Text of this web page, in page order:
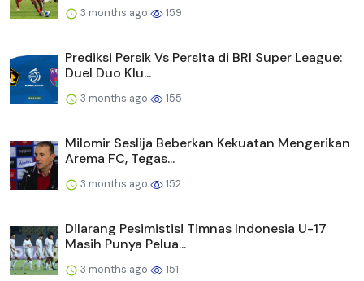
3 months ago 159
Prediksi Persik Vs Persita di BRI Super League:
Duel Duo Klu...
3 months ago 155
Milomir Seslija Beberkan Kekuatan Mengerikan
Arema FC, Tegas...
3 months ago 152
Dilarang Pesimistis! Timnas Indonesia U-17
Masih Punya Pelua...
3 months ago 151